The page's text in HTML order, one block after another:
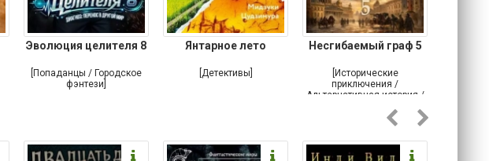
Эволюция целителя 8
[Попаданцы / Городское
фэнтези]
Янтарное лето
[Детективы]
Несгибаемый граф 5
[Исторические
приключения /
Альтернативная история /